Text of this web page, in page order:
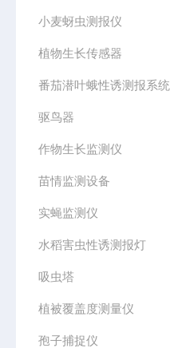
小麦蚜虫测报仪
植物生长传感器
番茄潜叶蛾性诱测报系统
驱鸟器
作物生长监测仪
苗情监测设备
实蝇监测仪
水稻害虫性诱测报灯
吸虫塔
植被覆盖度测量仪
孢子捕捉仪